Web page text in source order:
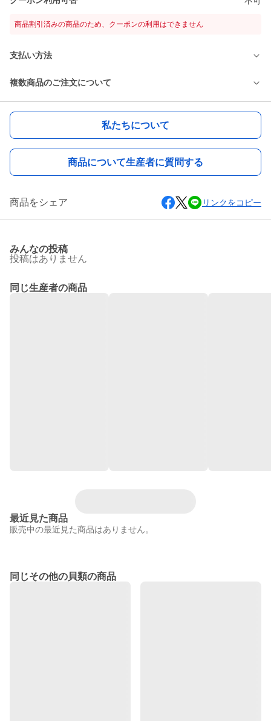
商品割引済みの商品のため、クーポンの利用はできません
支払い方法
複数商品のご注文について
私たちについて
商品について生産者に質問する
商品をシェア リンクをコピー
みんなの投稿
投稿はありません
同じ生産者の商品
最近見た商品
販売中の最近見た商品はありません。
同じその他の貝類の商品